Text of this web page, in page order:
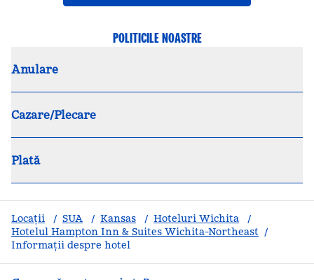
POLITICILE NOASTRE
Anulare
Cazare/Plecare
Plată
Locații / SUA / Kansas / Hoteluri Wichita
/
Hotelul Hampton Inn & Suites Wichita-Northeast /
Informații despre hotel